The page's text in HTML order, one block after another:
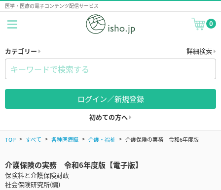
医学・医療の電子コンテンツ配信サービス
0
カテゴリー 詳細検索
ログイン／新規登録
初めての方へ
TOP すべて 各種医療職 介護・福祉 介護保険の実務 令和6年度版
介護保険の実務 令和6年度版【電子版】
保険料と介護保険財政
社会保険研究所(編)